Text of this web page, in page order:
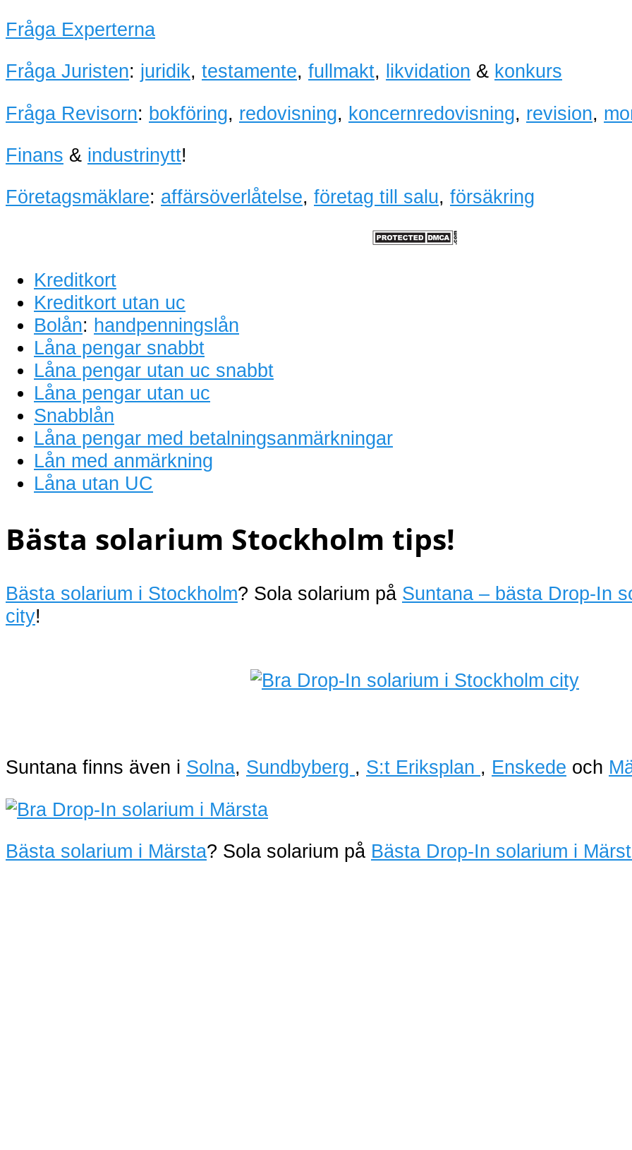
Fråga Experterna
Fråga Juristen: juridik, testamente, fullmakt, likvidation & konkurs
Fråga Revisorn: bokföring, redovisning, koncernredovisning, revision,
Finans & industrinytt!
Företagsmäklare: affärsöverlåtelse, företag till salu, försäkring
Kreditkort
Kreditkort utan uc
Bolån: handpenningslån
Låna pengar snabbt
Låna pengar utan uc snabbt
Låna pengar utan uc
Snabblån
Låna pengar med betalningsanmärkningar
Lån med anmärkning
Låna utan UC
Bästa solarium Stockholm tips!
Bästa solarium i Stockholm? Sola solarium på Suntana – bästa Drop-In
city!
Suntana finns även i Solna, Sundbyberg , S:t Eriksplan , Enskede och
Bästa solarium i Märsta? Sola solarium på Bästa Drop-In solarium i